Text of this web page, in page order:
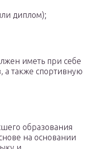
диплом);
иметь при себе
а также спортивную
образования
на основании